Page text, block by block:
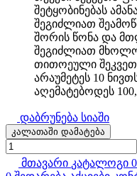
შეტყობინებას
შეგიძლიათ
შორის წონა და
შეგიძლიათ
თითოეული
არაუმეტეს 10
აღემატებოდეს
დაბრუნება სიაში
კალათაში დამატება
მთავარი კატალოგი 0